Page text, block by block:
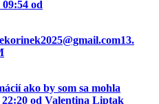
od
13.
ako by som sa mohla
22:20 od Valentina Liptak